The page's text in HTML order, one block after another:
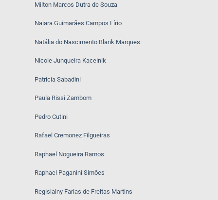
Milton Marcos Dutra de Souza
Naiara Guimarães Campos Lírio
Natália do Nascimento Blank Marques
Nicole Junqueira Kacelnik
Patricia Sabadini
Paula Rissi Zambom
Pedro Cutini
Rafael Cremonez Filgueiras
Raphael Nogueira Ramos
Raphael Paganini Simões
Regislainy Farias de Freitas Martins